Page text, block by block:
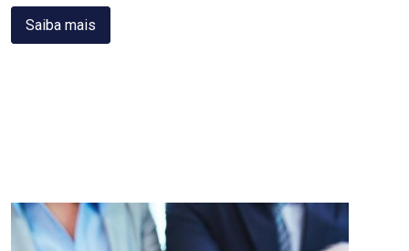
Saiba mais